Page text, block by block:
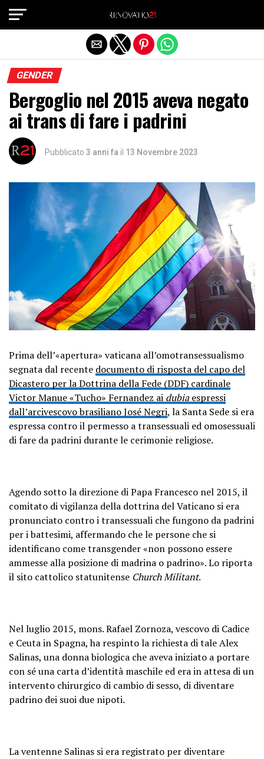
GENDER
Bergoglio nel 2015 aveva negato
ai trans di fare i padrini
Pubblicato 3 anni fa il 13 Novembre 2023
Prima dell’«apertura» vaticana all’omotransessualismo
segnata dal recente documento di risposta del capo del
Dicastero per la Dottrina della Fede (DDF) cardinale
Victor Manue «Tucho» Fernandez ai dubiaespressi
dall’arcivescovo brasiliano José Negri, la Santa Sede si era
espressa contro il permesso a transessuali ed omosessuali
di fare da padrini durante le cerimonie religiose.
Agendo sotto la direzione di Papa Francesco nel 2015, il
comitato di vigilanza della dottrina del Vaticano si era
pronunciato contro i transessuali che fungono da padrini
per i battesimi, affermando che le persone che si
identificano come transgender «non possono essere
ammesse alla posizione di madrina o padrino». Lo riporta
il sito cattolico statunitense Church Militant.
Nel luglio 2015, mons. Rafael Zornoza, vescovo di Cadice
e Ceuta in Spagna, ha respinto la richiesta di tale Alex
Salinas, una donna biologica che aveva iniziato a portare
con sé una carta d’identità maschile ed era in attesa di un
intervento chirurgico di cambio di sesso, di diventare
padrino dei suoi due nipoti.
La ventenne Salinas si era registrato per diventare
Exit mobile version